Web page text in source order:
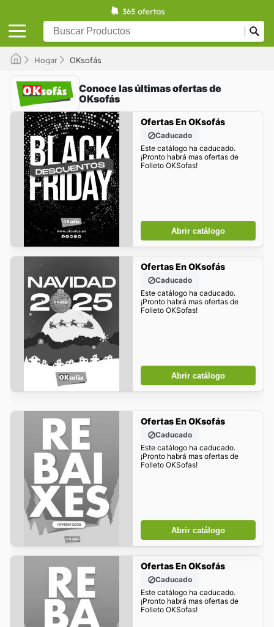
Hogar OKsofás
Conoce las últimas ofertas de
OKsofás
Ofertas En OKsofás
Caducado
Este catálogo ha caducado.
¡Pronto habrá mas ofertas de
Folleto OKSofas!
Abrir catálogo
Ofertas En OKsofás
Caducado
Este catálogo ha caducado.
¡Pronto habrá mas ofertas de
Folleto OKSofas!
Abrir catálogo
Ofertas En OKsofás
Caducado
Este catálogo ha caducado.
¡Pronto habrá mas ofertas de
Folleto OKSofas!
Abrir catálogo
Ofertas En OKsofás
Caducado
Este catálogo ha caducado.
¡Pronto habrá mas ofertas de
Folleto OKSofas!